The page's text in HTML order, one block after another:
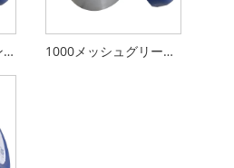
800メッシュグリーンシリコン研磨砂 1000メッシュグリーンシリコン研磨砂